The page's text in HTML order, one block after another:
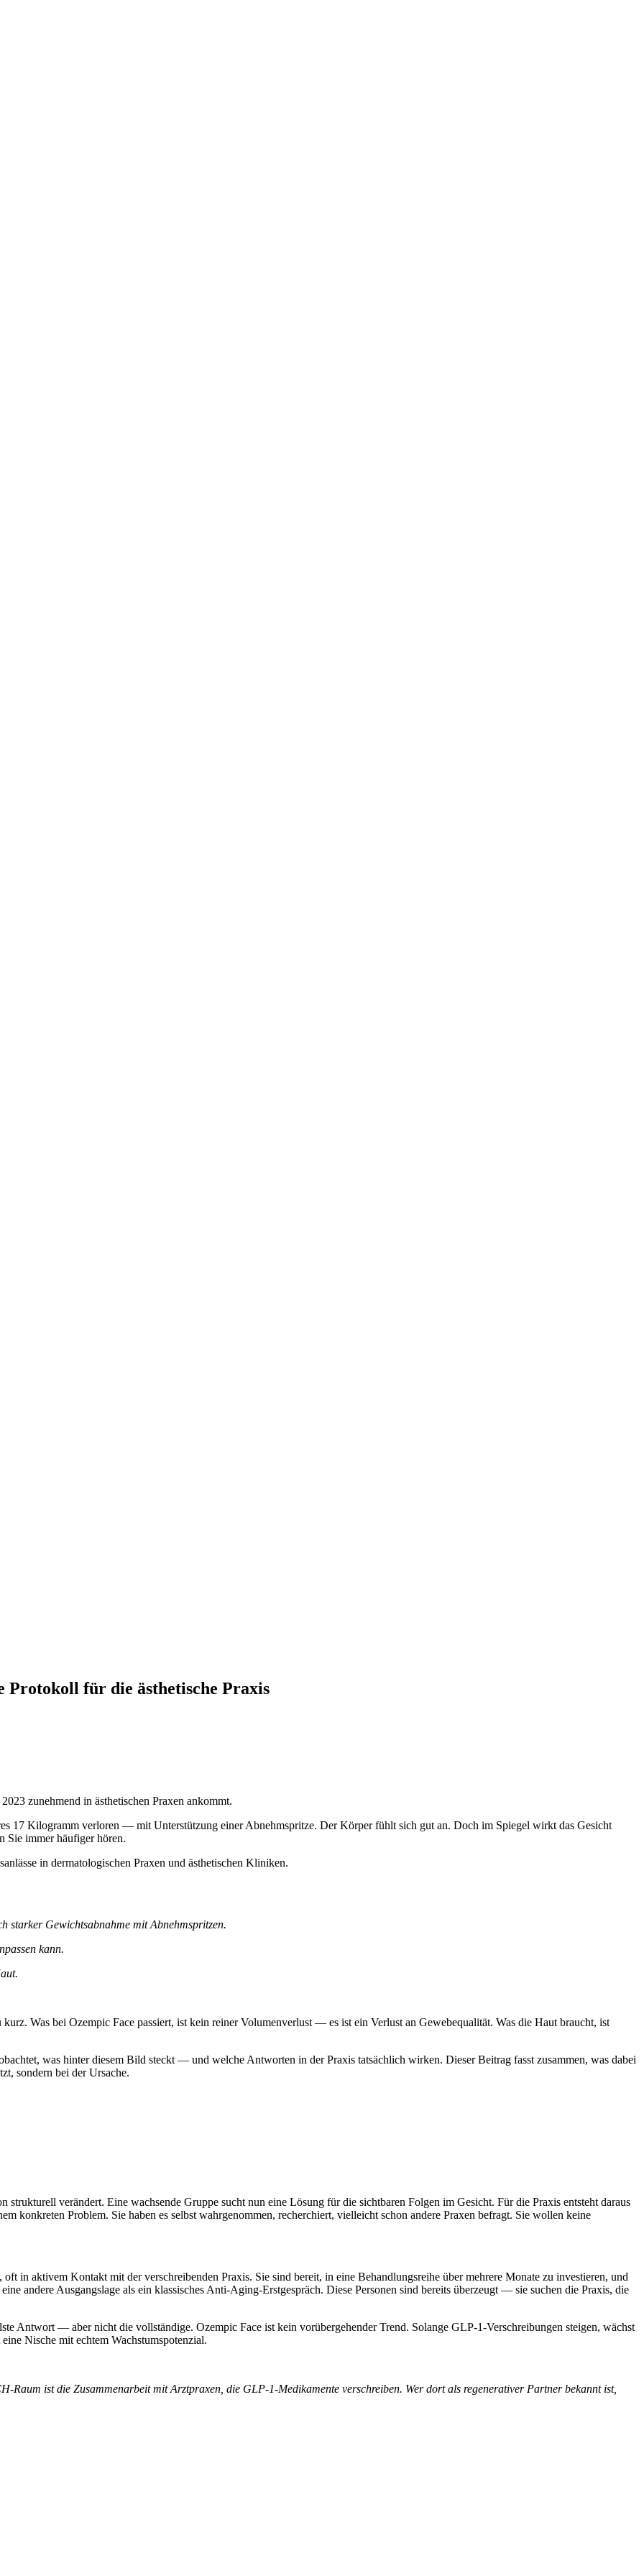
Protokoll für die ästhetische Praxis
zunehmend in ästhetischen Praxen ankommt.
17 Kilogramm verloren — mit Unterstützung einer Abnehmspritze. Der Körper fühlt sich gut an. Doch im Spiegel wirkt das Gesicht
Sie immer häufiger hören.
in dermatologischen Praxen und ästhetischen Kliniken.
starker Gewichtsabnahme mit Abnehmspritzen.
kann.
Was bei Ozempic Face passiert, ist kein reiner Volumenverlust — es ist ein Verlust an Gewebequalität. Was die Haut braucht, ist
was hinter diesem Bild steckt — und welche Antworten in der Praxis tatsächlich wirken. Dieser Beitrag fasst zusammen, was dabei
sondern bei der Ursache.
strukturell verändert. Eine wachsende Gruppe sucht nun eine Lösung für die sichtbaren Folgen im Gesicht. Für die Praxis entsteht daraus
konkreten Problem. Sie haben es selbst wahrgenommen, recherchiert, vielleicht schon andere Praxen befragt. Sie wollen keine
in aktivem Kontakt mit der verschreibenden Praxis. Sie sind bereit, in eine Behandlungsreihe über mehrere Monate zu investieren, und
andere Ausgangslage als ein klassisches Anti-Aging-Erstgespräch. Diese Personen sind bereits überzeugt — sie suchen die Praxis, die
Antwort — aber nicht die vollständige. Ozempic Face ist kein vorübergehender Trend. Solange GLP-1-Verschreibungen steigen, wächst
Nische mit echtem Wachstumspotenzial.
Raum ist die Zusammenarbeit mit Arztpraxen, die GLP-1-Medikamente verschreiben. Wer dort als regenerativer Partner bekannt ist,